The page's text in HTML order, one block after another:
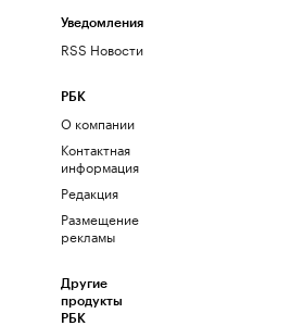
Уведомления
RSS Новости
РБК
О компании
Контактная
информация
Редакция
Размещение
рекламы
Другие
продукты
РБК